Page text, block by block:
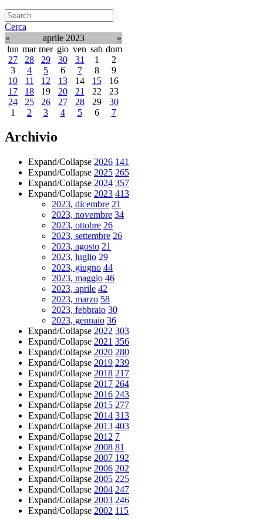
Cerca
«
aprile 2023
»
lun mar mer gio ven sab dom
27
28 29 30 31 1
2
3
4 5 6 7 8
9
10
11 12 13 14 15
16
17
18 19 20 21 22
23
24
25 26 27 28 29
30
1
2 3 4 5 6 7
Archivio
Expand/Collapse 2026 141
Expand/Collapse 2025 265
Expand/Collapse 2024 357
Expand/Collapse 2023 413
2023, dicembre 21
2023, novembre 34
2023, ottobre 26
2023, settembre 26
2023, agosto 21
2023, luglio 29
2023, giugno 44
2023, maggio 46
2023, aprile 42
2023, marzo 58
2023, febbraio 30
2023, gennaio 36
Expand/Collapse 2022 303
Expand/Collapse 2021 356
Expand/Collapse 2020 280
Expand/Collapse 2019 239
Expand/Collapse 2018 217
Expand/Collapse 2017 264
Expand/Collapse 2016 243
Expand/Collapse 2015 277
Expand/Collapse 2014 313
Expand/Collapse 2013 403
Expand/Collapse 2012 7
Expand/Collapse 2008 81
Expand/Collapse 2007 192
Expand/Collapse 2006 202
Expand/Collapse 2005 225
Expand/Collapse 2004 247
Expand/Collapse 2003 246
Expand/Collapse 2002 115